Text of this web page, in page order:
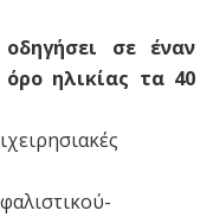
σε έναν
ηλικίας τα 40